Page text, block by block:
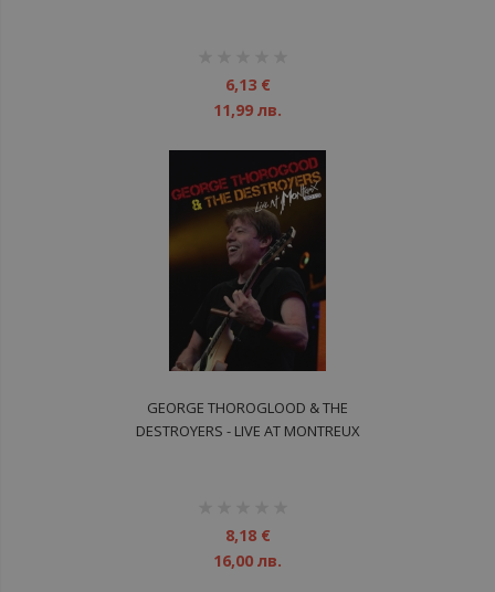
6,13 €
11,99 лв.
GEORGE THOROGLOOD & THE
DESTROYERS - LIVE AT MONTREUX
8,18 €
16,00 лв.